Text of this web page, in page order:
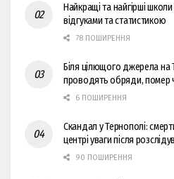
Найкращі та найгірші
відгуками та статистикою
78 ПОШИРЕННЯ
Біля цілющого джерела на
проводять обряди, помер
6 ПОШИРЕННЯ
Скандал у Тернополі:
центрі уваги після
90 ПОШИРЕННЯ